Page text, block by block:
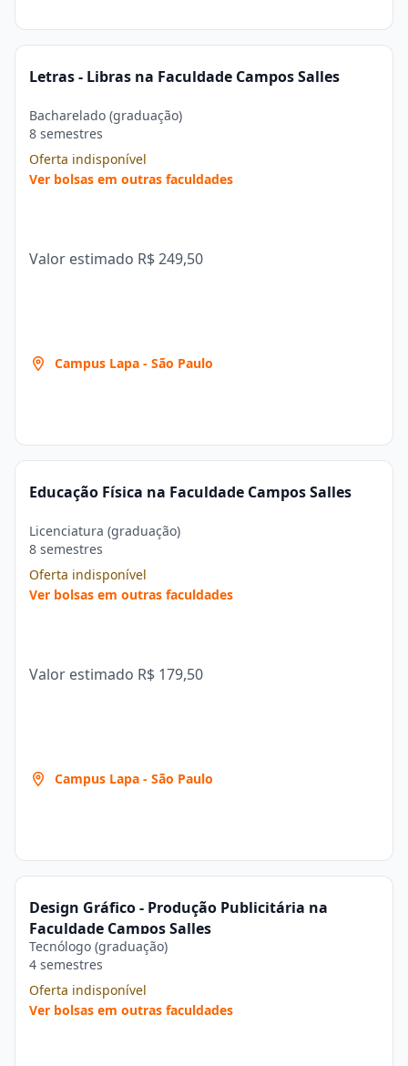
Letras - Libras na Faculdade Campos Salles
Bacharelado (graduação)
8 semestres
Oferta indisponível
Ver bolsas em outras faculdades
Valor estimado R$ 249,50
Campus Lapa - São Paulo
Educação Física na Faculdade Campos Salles
Licenciatura (graduação)
8 semestres
Oferta indisponível
Ver bolsas em outras faculdades
Valor estimado R$ 179,50
Campus Lapa - São Paulo
Design Gráfico - Produção Publicitária na
Faculdade Campos Salles
Tecnólogo (graduação)
4 semestres
Oferta indisponível
Ver bolsas em outras faculdades